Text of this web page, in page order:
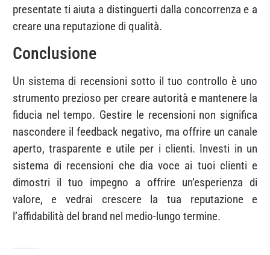
presentate ti aiuta a distinguerti dalla concorrenza e a
creare una reputazione di qualità.
Conclusione
Un sistema di recensioni sotto il tuo controllo è uno
strumento prezioso per creare autorità e mantenere la
fiducia nel tempo. Gestire le recensioni non significa
nascondere il feedback negativo, ma offrire un canale
aperto, trasparente e utile per i clienti. Investi in un
sistema di recensioni che dia voce ai tuoi clienti e
dimostri il tuo impegno a offrire un’esperienza di
valore, e vedrai crescere la tua reputazione e
l’affidabilità del brand nel medio-lungo termine.